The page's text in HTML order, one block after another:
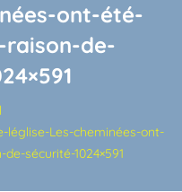
ont-été-
de-
léglise-Les-cheminées-ont-
sécurité-1024×591